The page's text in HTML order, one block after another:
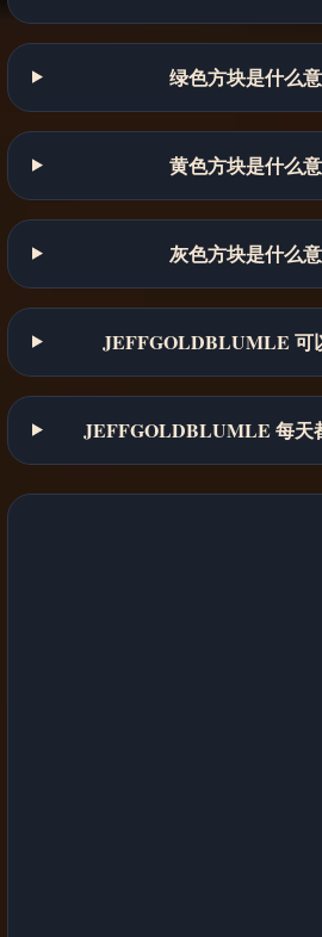
绿色方块是什么
黄色方块是什么
灰色方块是什么
JEFFGOLDBLUMLE 可
JEFFGOLDBLUMLE 每天